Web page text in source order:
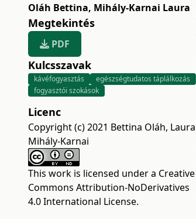
Oláh Bettina, Mihály-Karnai Laura
Megtekintés
PDF
Kulcsszavak
kávéfogyasztás
egészségtudatos táplálkozás
fogyasztói szokások
Licenc
Copyright (c) 2021 Bettina Oláh, Laura
Mihály-Karnai
This work is licensed under a Creative
Commons Attribution-NoDerivatives
4.0 International License.